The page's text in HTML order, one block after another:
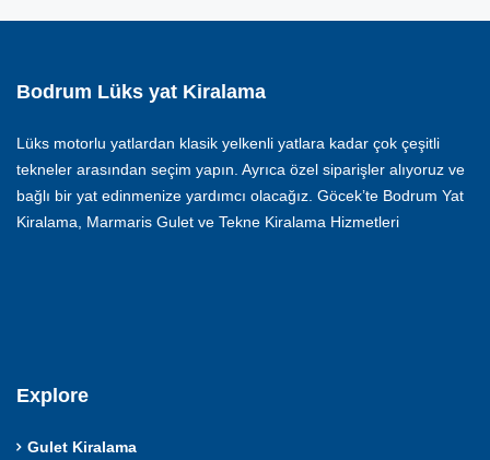
Bodrum Lüks yat Kiralama
Lüks motorlu yatlardan klasik yelkenli yatlara kadar çok çeşitli
tekneler arasından seçim yapın. Ayrıca özel siparişler alıyoruz ve
bağlı bir yat edinmenize yardımcı olacağız. Göcek’te Bodrum Yat
Kiralama, Marmaris Gulet ve Tekne Kiralama Hizmetleri
Explore
Gulet Kiralama